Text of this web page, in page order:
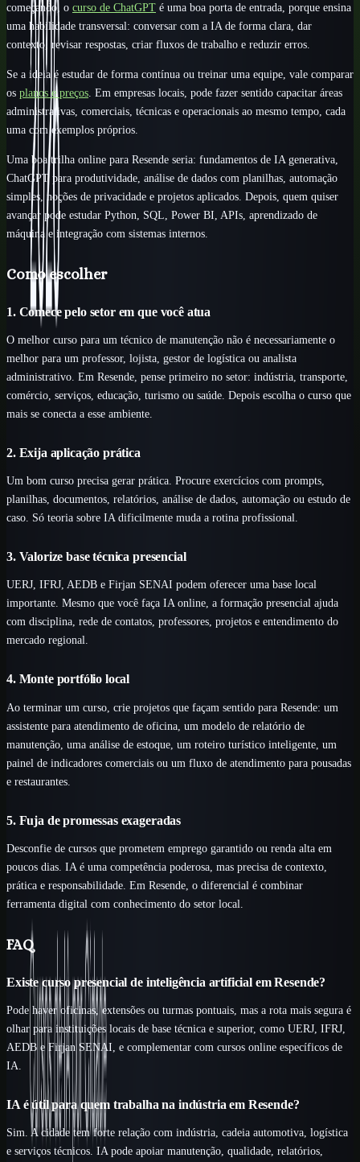
começando, o curso de ChatGPT é uma boa porta de entrada, porque ensina
uma habilidade transversal: conversar com a IA de forma clara, dar
contexto, revisar respostas, criar fluxos de trabalho e reduzir erros.
Se a ideia é estudar de forma contínua ou treinar uma equipe, vale comparar
os planos e preços . Em empresas locais, pode fazer sentido capacitar áreas
administrativas, comerciais, técnicas e operacionais ao mesmo tempo, cada
uma com exemplos próprios.
Uma boa trilha online para Resende seria: fundamentos de IA generativa,
ChatGPT para produtividade, análise de dados com planilhas, automação
simples, noções de privacidade e projetos aplicados. Depois, quem quiser
avançar pode estudar Python, SQL, Power BI, APIs, aprendizado de
máquina e integração com sistemas internos.
Como escolher
1. Comece pelo setor em que você atua
O melhor curso para um técnico de manutenção não é necessariamente o
melhor para um professor, lojista, gestor de logística ou analista
administrativo. Em Resende, pense primeiro no setor: indústria, transporte,
comércio, serviços, educação, turismo ou saúde. Depois escolha o curso que
mais se conecta a esse ambiente.
2. Exija aplicação prática
Um bom curso precisa gerar prática. Procure exercícios com prompts,
planilhas, documentos, relatórios, análise de dados, automação ou estudo de
caso. Só teoria sobre IA dificilmente muda a rotina profissional.
3. Valorize base técnica presencial
UERJ, IFRJ, AEDB e Firjan SENAI podem oferecer uma base local
importante. Mesmo que você faça IA online, a formação presencial ajuda
com disciplina, rede de contatos, professores, projetos e entendimento do
mercado regional.
4. Monte portfólio local
Ao terminar um curso, crie projetos que façam sentido para Resende: um
assistente para atendimento de oficina, um modelo de relatório de
manutenção, uma análise de estoque, um roteiro turístico inteligente, um
painel de indicadores comerciais ou um fluxo de atendimento para pousadas
e restaurantes.
5. Fuja de promessas exageradas
Desconfie de cursos que prometem emprego garantido ou renda alta em
poucos dias. IA é uma competência poderosa, mas precisa de contexto,
prática e responsabilidade. Em Resende, o diferencial é combinar
ferramenta digital com conhecimento do setor local.
FAQ
Existe curso presencial de inteligência artificial em Resende?
Pode haver oficinas, extensões ou turmas pontuais, mas a rota mais segura é
olhar para instituições locais de base técnica e superior, como UERJ, IFRJ,
AEDB e Firjan SENAI, e complementar com cursos online específicos de
IA.
IA é útil para quem trabalha na indústria em Resende?
Sim. A cidade tem forte relação com indústria, cadeia automotiva, logística
e serviços técnicos. IA pode apoiar manutenção, qualidade, relatórios,